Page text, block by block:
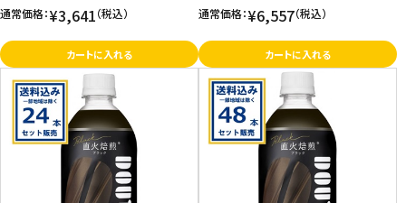
通常価格：¥3,641（税込）
カートに入れる
通常価格：¥6,557（税込）
カートに入れる